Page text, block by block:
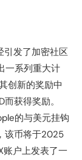
引发了加密社区
一系列重大计
创新的奖励中
获得奖励。
的与美元挂钩
该币将于2025
账户上发表了一